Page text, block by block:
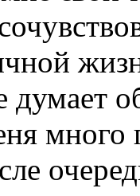
думает
много